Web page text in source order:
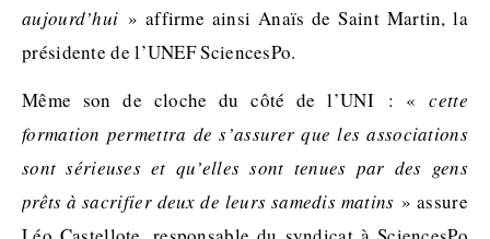
aujourd’hui » affirme ainsi Anaïs de Saint Martin, la
présidente de l’UNEF SciencesPo.
Même son de cloche du côté de l’UNI : «cette
formation permettra de s’assurer que les associations
sont sérieuses et qu’elles sont tenues par des gens
prêts à sacrifier deux de leurs samedis matins » assure